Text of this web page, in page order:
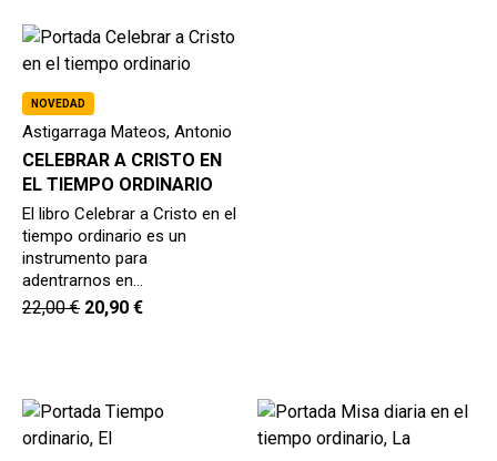
NOVEDAD
Astigarraga Mateos, Antonio
CELEBRAR A CRISTO EN
EL TIEMPO ORDINARIO
El libro Celebrar a Cristo en el
tiempo ordinario es un
instrumento para
adentrarnos en…
22,00€ 20,90 €